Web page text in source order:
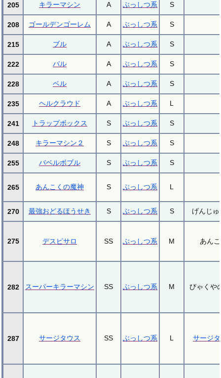
205 キラーマシン A ぶっしつ系 S
208 ゴールデンゴーレム A ぶっしつ系 S
215 ブル A ぶっしつ系 S
222 バル A ぶっしつ系 S
228 ベル A ぶっしつ系 S
235 ヘルクラウド A ぶっしつ系 L
241 トラップボックス S ぶっしつ系 S
248 キラーマシン２ S ぶっしつ系 S
255 バベルボブル S ぶっしつ系 S
265 あんこくの魔神 S ぶっしつ系 L
270 最強おどるほうせき S ぶっしつ系 S げんじゅ
275 デスピサロ SS ぶっしつ系 M あん
282 スーパーキラーマシン SS ぶっしつ系 M びゃくや
287 サージタウス SS ぶっしつ系 L サージ